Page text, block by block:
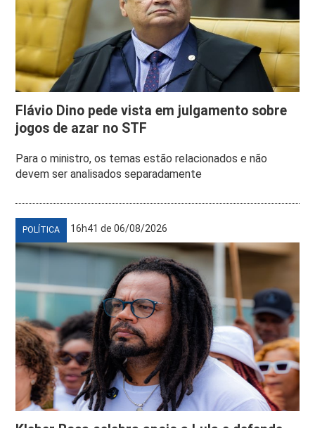
Flávio Dino pede vista em julgamento sobre
jogos de azar no STF
Para o ministro, os temas estão relacionados e não
devem ser analisados separadamente
POLÍTICA 16h41 de 06/08/2026